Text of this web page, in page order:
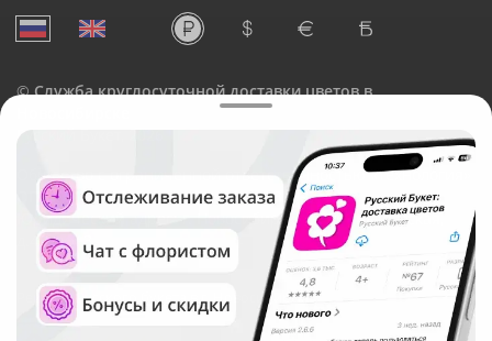
©Служба круглосуточной доставки цветов в
Русский Букет, 2026
Общество с ограниченной ответственностью «Технология»
ОГРН: 1195476081745, ИНН: 5410081997
Юридический адрес: г. Новосибирск, ул. Ипподромская,
д.42, оф. 3
Рейтинг Русского букета в г. Новосибирск